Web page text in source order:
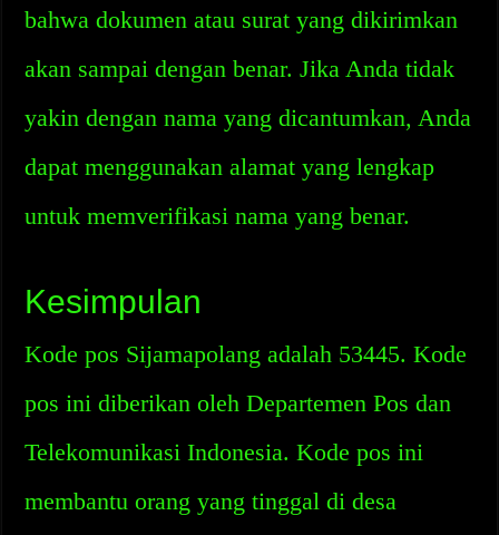
bahwa dokumen atau surat yang dikirimkan
akan sampai dengan benar. Jika Anda tidak
yakin dengan nama yang dicantumkan, Anda
dapat menggunakan alamat yang lengkap
untuk memverifikasi nama yang benar.
Kesimpulan
Kode pos Sijamapolang adalah 53445. Kode
pos ini diberikan oleh Departemen Pos dan
Telekomunikasi Indonesia. Kode pos ini
membantu orang yang tinggal di desa